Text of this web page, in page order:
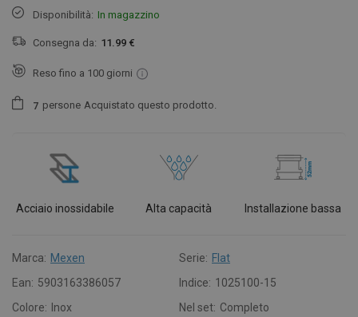
Disponibilità: In magazzino
Consegna da: 11.99 €
Reso fino a 100 giorni
7 persone Acquistato questo prodotto.
Acciaio inossidabile Alta capacità Installazione bassa
Marca: Mexen Serie: Flat
Ean: 5903163386057 Indice: 1025100-15
Colore:
Inox Nel set: Completo